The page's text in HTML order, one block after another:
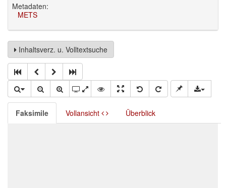
Metadaten:
METS
Inhaltsverz. u. Volltextsuche
Faksimile Vollansicht Überblick